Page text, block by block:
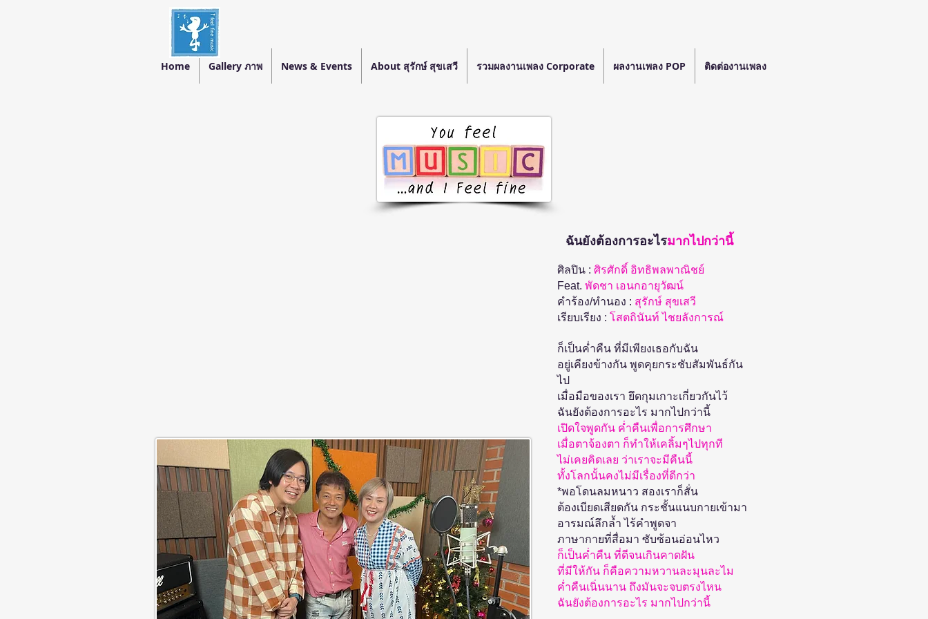
Home Gallery ภาพ News & Events About สุรักษ์ สุขเสวี รวมผลงานเพลง Corporate ผลงานเพลง POP ติดต่องานเพลง
ฉันยังต้องการอะไรมากไปกว่านี้
ศิลปิน : ศิรศักดิ์ อิทธิพลพาณิชย์
Feat. พัดชา เอนกอายุวัฒน์
คำร้อง/ทำนอง : สุรักษ์ สุขเสวี
เรียบเรียง : โสตถินันท์ ไชยลังการณ์
ก็เป็นค่ำคืน ที่มีเพียงเธอกับฉัน
อยู่เคียงข้างกัน พูดคุยกระชับสัมพันธ์กัน
ไป
เมื่อมือของเรา ยึดกุมเกาะเกี่ยวกันไว้
ฉันยังต้องการอะไร มากไปกว่านี้
เปิดใจพูดกัน ค่ำคืนเพื่อการศึกษา
เมื่อตาจ้องตา ก็ทำให้เคลิ้มๆไปทุกที
ไม่เคยคิดเลย ว่าเราจะมีคืนนี้
ทั้งโลกนั้นคงไม่มีเรื่องที่ดีกว่า
*พอโดนลมหนาว สองเราก็สั่น
ต้องเบียดเสียดกัน กระชั้นแนบกายเข้ามา
อารมณ์ลึกล้ำ ไร้คำพูดจา
ภาษากายที่สื่อมา ซับซ้อนอ่อนไหว
ก็เป็นค่ำคืน ที่ดีจนเกินคาดฝัน
ที่มีให้กัน ก็คือความหวานละมุนละไม
ค่ำคืนเนิ่นนาน ถึงมันจะจบตรงไหน
ฉันยังต้องการอะไร มากไปกว่านี้